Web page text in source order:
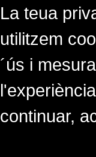
La teua
utilitzem
´ús i
continuar,